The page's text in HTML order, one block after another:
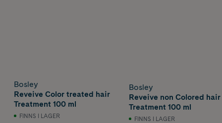
Bosley
Reveive Color treated hair
Treatment 100 ml
FINNS I LAGER
Bosley
Reveive non Colored hair
Treatment 100 ml
FINNS I LAGER